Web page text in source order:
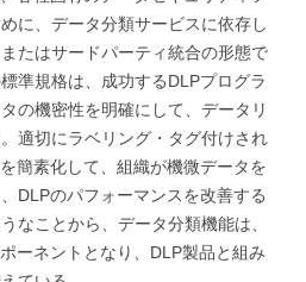
に、データ分類サービスに依存し
たはサードパーティ統合の形態で
準規格は、成功するDLPプログラ
の機密性を明確にして、データリ
適切にラベリング・タグ付けされ
簡素化して、組織が機微データを
DLPのパフォーマンスを改善する
なことから、データ分類機能は、
ーネントとなり、DLP製品と組み